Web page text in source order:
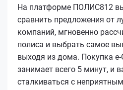
На платформе ПОЛИС812
сравнить предложения от
компаний, мгновенно
полиса и выбрать самое
выходя из дома. Покупка
занимает всего 5 минут, и
сталкиваться с